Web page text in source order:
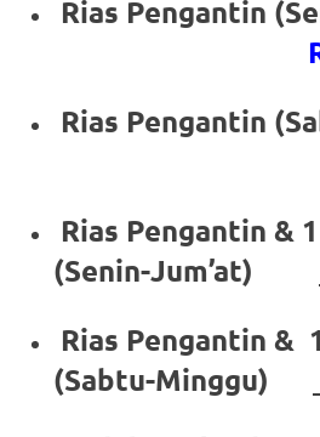
https://
check
right
here
now
https://
Rias Pengantin
Rias Pengantin
Rias Pengantin &
(Senin-Jum’at)
Rias Pengantin &
(Sabtu-Minggu)